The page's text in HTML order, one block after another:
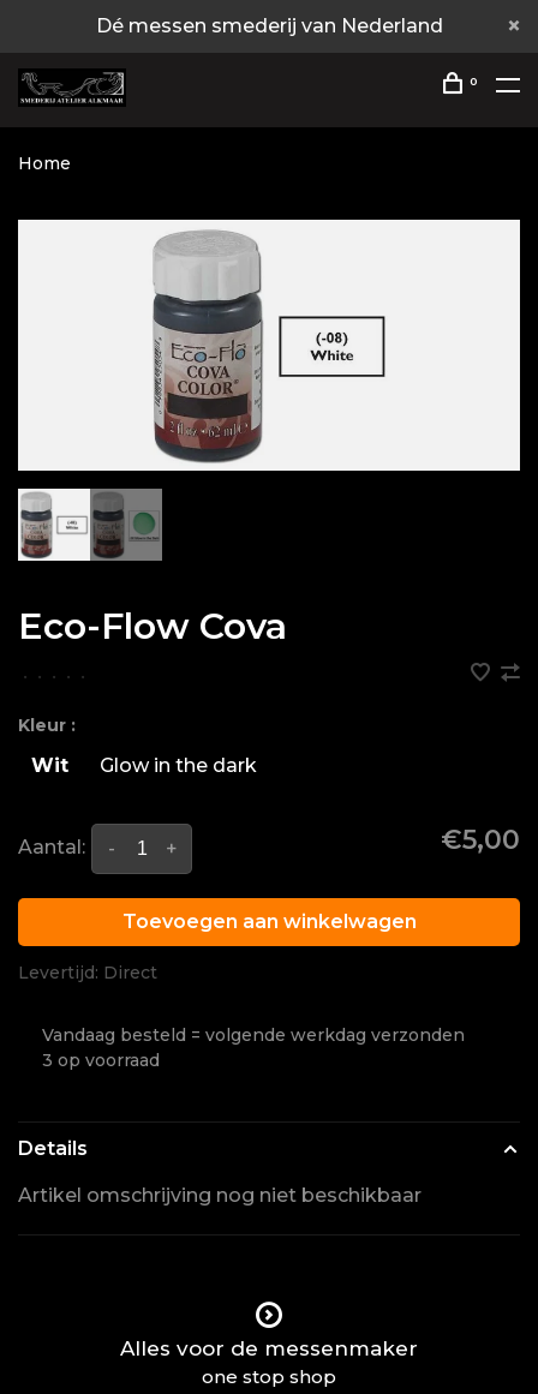
Dé messen smederij van Nederland
0
Home
Eco-Flow Cova
• • • • •
Kleur :
Wit Glow in the dark
Aantal: +
- €5,00
Toevoegen aan winkelwagen
Levertijd: Direct
Vandaag besteld = volgende werkdag verzonden
3 op voorraad
Details
Artikel omschrijving nog niet beschikbaar
Alles voor de messenmaker
one stop shop